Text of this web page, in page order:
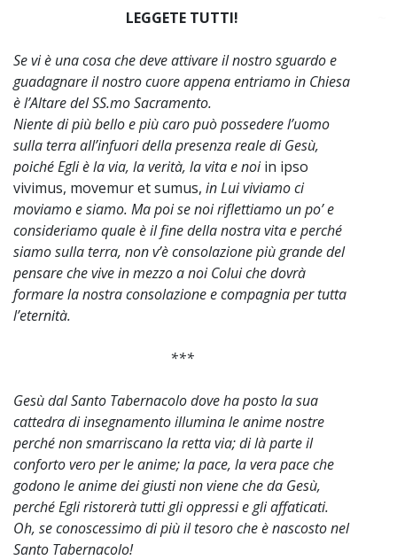
LEGGETE TUTTI!
Se vi è una cosa che deve attivare il nostro sguardo e
guadagnare il nostro cuore appena entriamo in Chiesa
è l’Altare del SS.mo Sacramento.
Niente di più bello e più caro può possedere l’uomo
sulla terra all’infuori della presenza reale di Gesù,
poiché Egli è la via, la verità, la vita e noiin ipso
vivimus, movemur et sumus, in Lui viviamo ci
moviamo e siamo. Ma poi se noi riflettiamo un po’ e
consideriamo quale è il fine della nostra vita e perché
siamo sulla terra, non v’è consolazione più grande del
pensare che vive in mezzo a noi Colui che dovrà
formare la nostra consolazione e compagnia per tutta
l’eternità.
***
Gesù dal Santo Tabernacolo dove ha posto la sua
cattedra di insegnamento illumina le anime nostre
perché non smarriscano la retta via; di là parte il
conforto vero per le anime; la pace, la vera pace che
godono le anime dei giusti non viene che da Gesù,
perché Egli ristorerà tutti gli oppressi e gli affaticati.
Oh, se conoscessimo di più il tesoro che è nascosto nel
Santo Tabernacolo!